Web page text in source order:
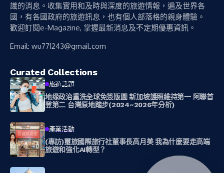
識的消息。收集實用和及時與深度的旅遊情報，遍及世界各
國，有各國政府的旅遊訊息，也有個人部落格的親身體驗。
歡迎訂閱e-Magazine, 掌握最新消息及不定期優惠資訊。
Email: wu771243@gmail.com
Curated Collections
旅遊話題
地缘政治重洗全球免簽版圖 新加坡護照維持第一 阿聯首
登第二 台灣原地踏步(2024~2026年分析)
產業活動
(專訪)璽旅國際旅行社董事長高月美 我為什麼要走高端
旅遊和強化AI轉型？